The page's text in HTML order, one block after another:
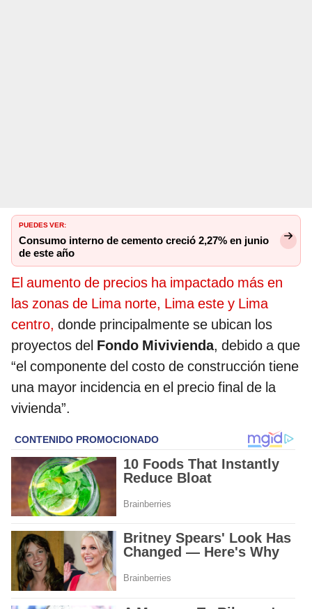
PUEDES VER:
Consumo interno de cemento creció 2,27% en junio
de este año
El aumento de precios ha impactado más en
las zonas de Lima norte, Lima este y Lima
centro, donde principalmente se ubican los
proyectos del Fondo Mivivienda, debido a que
“el componente del costo de construcción tiene
una mayor incidencia en el precio final de la
vivienda”.